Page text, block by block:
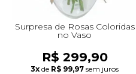
Surpresa de Rosas Coloridas
no Vaso
R$ 299,90
3x de R$ 99,97 sem juros